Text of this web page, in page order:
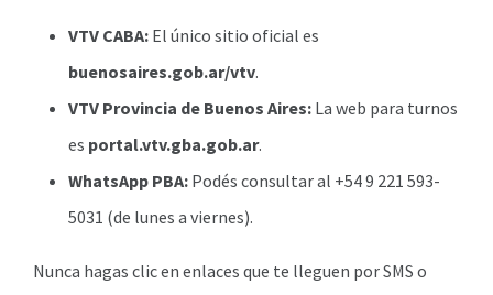
VTV CABA: El único sitio oficial es
buenosaires.gob.ar/vtv.
VTV Provincia de Buenos Aires: La web para turnos
es portal.vtv.gba.gob.ar.
WhatsApp PBA: Podés consultar al +54 9 221 593-
5031 (de lunes a viernes).
Nunca hagas clic en enlaces que te lleguen por SMS o